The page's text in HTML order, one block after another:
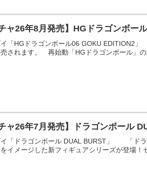
ャ26年8月発売】HGドラゴンボー
「HGドラゴンボール06 GOKU EDITION2
されます。 再始動「HGドラゴンボール」の
ャ26年7月発売】ドラゴンボール
「ドラゴンボール DUAL BURST」 「ドラ
イメージした新フィギュアシリーズが登場